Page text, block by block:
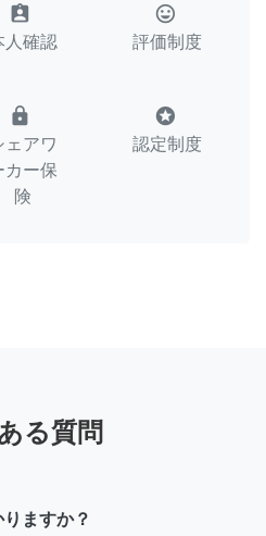
assignment_ind
人確認
tag_faces
評価制度
lock
ェアワ
カー保
険
stars
認定制度
る質問
ますか？